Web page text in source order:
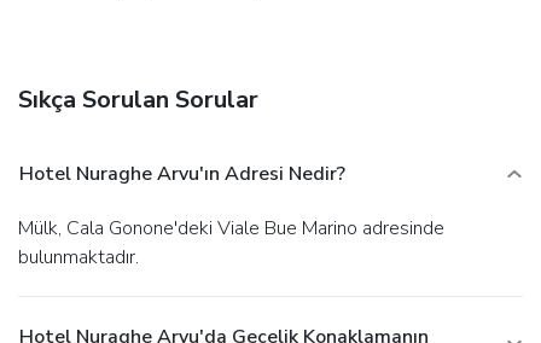
Sıkça Sorulan Sorular
Hotel Nuraghe Arvu'ın Adresi Nedir?
Mülk, Cala Gonone'deki Viale Bue Marino adresinde
bulunmaktadır.
Hotel Nuraghe Arvu'da Gecelik Konaklamanın